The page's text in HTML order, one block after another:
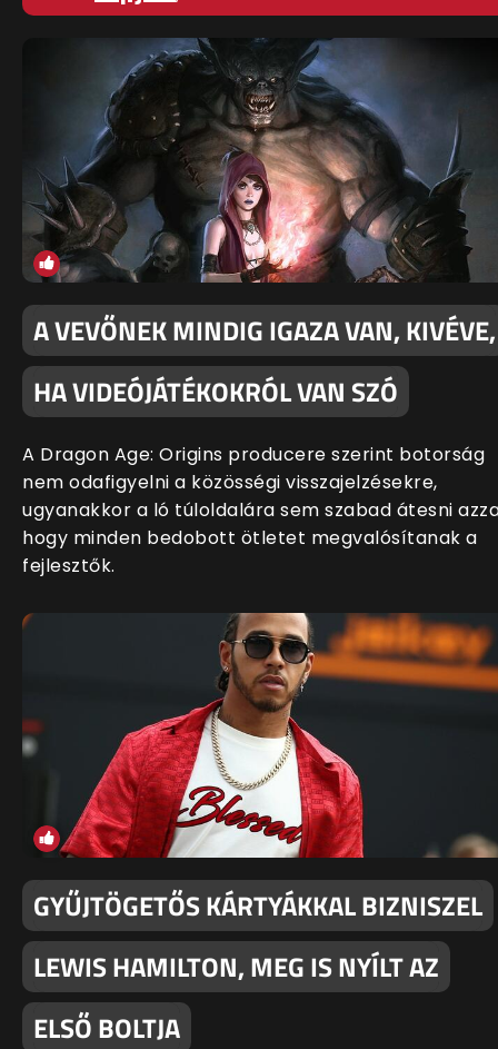
A VEVŐNEK MINDIG IGAZA VAN, KIVÉVE,
HA VIDEÓJÁTÉKOKRÓL VAN SZÓ
A Dragon Age: Origins producere szerint botorság
nem odafigyelni a közösségi visszajelzésekre,
ugyanakkor a ló túloldalára sem szabad átesni
hogy minden bedobott ötletet megvalósítanak a
fejlesztők.
GYŰJTÖGETŐS KÁRTYÁKKAL BIZNISZEL
LEWIS HAMILTON, MEG IS NYÍLT AZ
ELSŐ BOLTJA